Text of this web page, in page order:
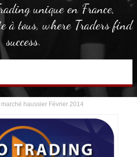
unique en France,
à tous, where Traders find
success.
haussier Février 2014